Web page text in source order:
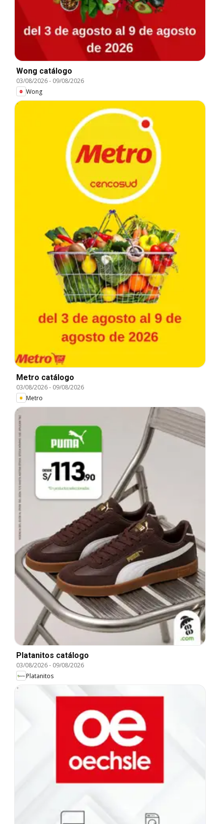
Wong catálogo
03/08/2026- 09/08/2026
Wong
Metro catálogo
03/08/2026- 09/08/2026
Metro
Platanitos catálogo
03/08/2026- 09/08/2026
Platanitos